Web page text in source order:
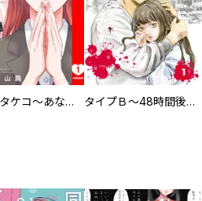
葬儀屋タケコ～あなたの最期、叶えます【電子単行本版】 タイプＢ～48時間後、致死率100％～【単話】